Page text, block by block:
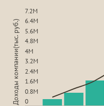
0
0.8M
1.6M
2.4M
3.2M
4M
4.8M
5.6M
6.4M
7.2M
Доходы компании(тыс. руб.)